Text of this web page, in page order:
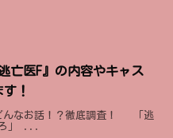
亡医F』の内容やキャス
！
んなお話！？徹底調査！ 「逃
ろ」 ...